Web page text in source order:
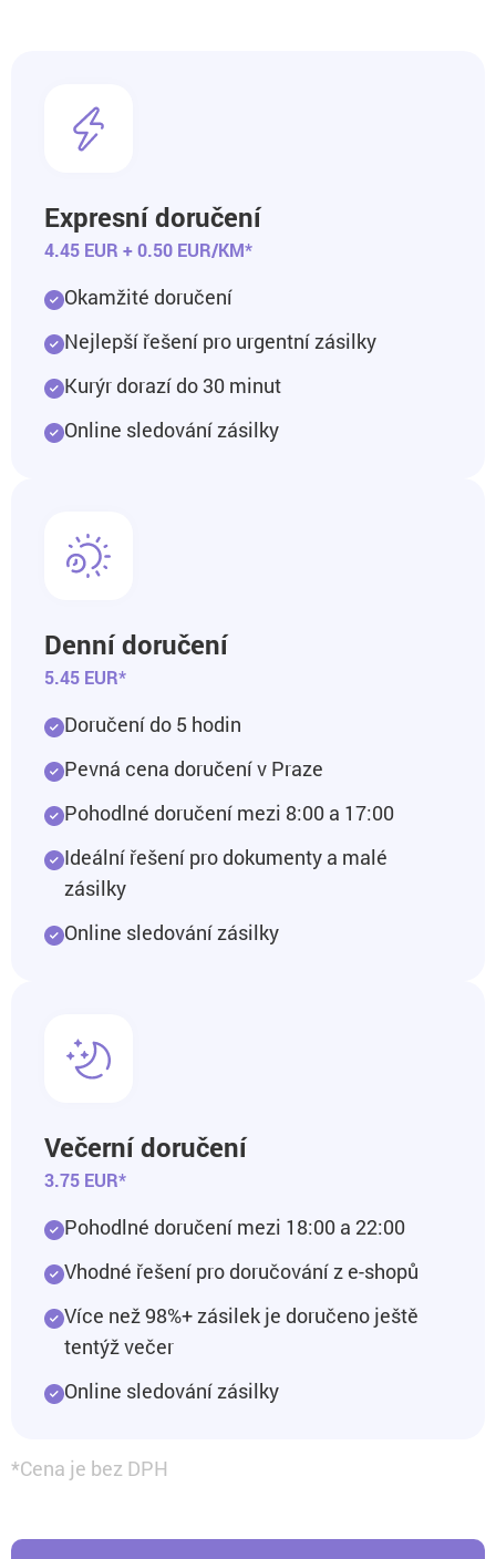
Expresní doručení
4.45 EUR + 0.50 EUR/KM*
Okamžité doručení
Nejlepší řešení pro urgentní zásilky
Kurýr dorazí do 30 minut
Online sledování zásilky
Denní doručení
5.45 EUR*
Doručení do 5 hodin
Pevná cena doručení v Praze
Pohodlné doručení mezi 8:00 a 17:00
Ideální řešení pro dokumenty a malé
zásilky
Online sledování zásilky
Večerní doručení
3.75 EUR*
Pohodlné doručení mezi 18:00 a 22:00
Vhodné řešení pro doručování z e-shopů
Více než 98%+ zásilek je doručeno ještě
tentýž večer
Online sledování zásilky
*Cena je bez DPH